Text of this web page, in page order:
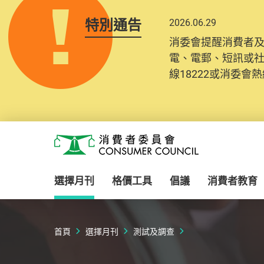
特別通告 2026.06.29
消委會提醒消費者
電、電郵、短訊或
線18222或消委會
消費者委員會
選擇月刊 格價工具 倡議 消費者教育
首頁 選擇月刊 測試及調查